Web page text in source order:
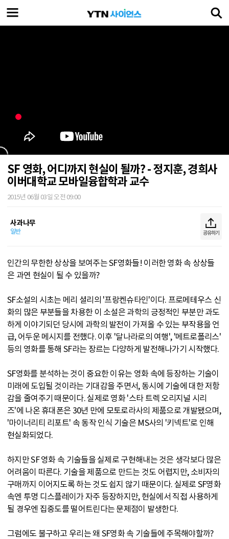
SF 영화, 어디까지 현실이 될까? - 정지훈, 경희사
이버대학교 모바일융합학과 교수
2015년 06월 03일 오전 09:00
사과나무
일반 공유하기
인간의 무한한 상상을 보여주는 SF영화들! 이러한 영화 속 상상들
은 과연 현실이 될 수 있을까?
SF소설의 시초는 메리 셜리의 '프랑켄슈타인'이다. 프로메테우스 신
화의 많은 부분들을 차용한 이 소설은 과학의 긍정적인 부분만 과도
하게 이야기되던 당시에 과학의 발전이 가져올 수 있는 부작용을 언
급, 어두운 메시지를 전했다. 이후 '달나라로의 여행', '메트로폴리스'
등의 영화를 통해 SF라는 장르는 다양하게 발전해나가기 시작했다.
SF영화를 분석하는 것이 중요한 이유는 영화 속에 등장하는 기술이
미래에 도입될 것이라는 기대감을 주면서, 동시에 기술에 대한 저항
감을 줄여주기 때문이다. 실제로 영화 '스타 트렉 오리지널 시리
즈'에 나온 휴대폰은 30년 만에 모토로라사의 제품으로 개발됐으며,
'마이너리티 리포트' 속 동작 인식 기술은 MS사의 '키넥트'로 인해
현실화되었다.
하지만 SF 영화 속 기술들을 실제로 구현해내는 것은 생각보다 많은
어려움이 따른다. 기술을 제품으로 만드는 것도 어렵지만, 소비자의
구매까지 이어지도록 하는 것도 쉽지 않기 때문이다. 실제로 SF영화
속엔 투명 디스플레이가 자주 등장하지만, 현실에서 직접 사용하게
될 경우엔 집중도를 떨어트린다는 문제점이 발생한다.
그럼에도 불구하고 우리는 왜 SF영화 속 기술들에 주목해야할까?